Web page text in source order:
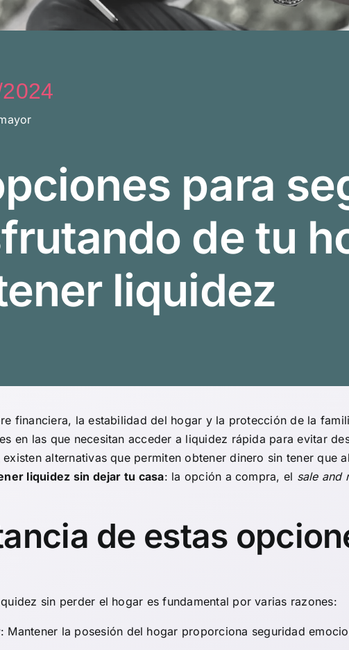
para
de tu
liquidez
financiera, la estabilidad del hogar y la protección de la
en las que necesitan acceder a liquidez rápida para evitar
alternativas que permiten obtener dinero sin tener que
liquidez sin dejar tu casa: la opción a compra, el sale and
de estas
sin perder el hogar es fundamental por varias razones:
: Mantener la posesión del hogar proporciona seguridad